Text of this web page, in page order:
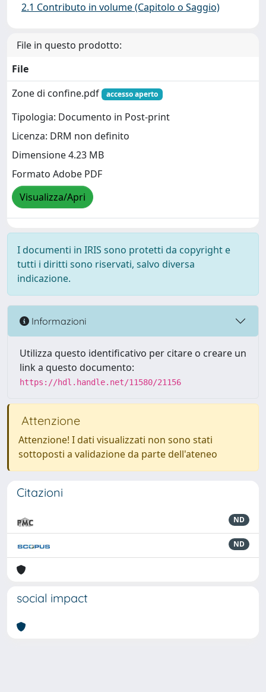
2.1 Contributo in volume (Capitolo o Saggio)
File in questo prodotto:
File
Zone di confine.pdf
accesso aperto
Tipologia: Documento in Post-print
Licenza: DRM non definito
Dimensione 4.23 MB
Formato Adobe PDF
Visualizza/Apri
I documenti in IRIS sono protetti da copyright e
tutti i diritti sono riservati, salvo diversa
indicazione.
Informazioni
Utilizza questo identificativo per citare o creare un
link a questo documento:
https://hdl.handle.net/11580/21156
Attenzione
Attenzione! I dati visualizzati non sono stati
sottoposti a validazione da parte dell'ateneo
Citazioni
ND
ND
social impact